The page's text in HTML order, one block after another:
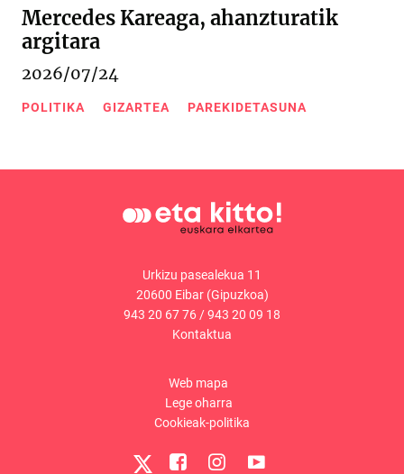
Mercedes Kareaga, ahanzturatik
argitara
2026/07/24
POLITIKA GIZARTEA PAREKIDETASUNA
Urkizu pasealekua 11
20600 Eibar (Gipuzkoa)
943 20 67 76/943 20 09 18
Kontaktua
Web mapa
Lege oharra
Cookieak-politika